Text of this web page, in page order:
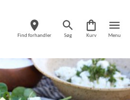
Find forhandler Søg Kurv Menu